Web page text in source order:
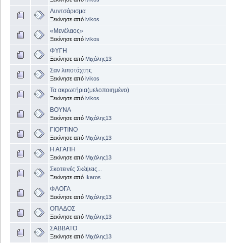
Λυντσάρισμα
Ξεκίνησε από ivikos
«Μενέλαος»
Ξεκίνησε από ivikos
ΦΥΓΗ
Ξεκίνησε από Μιχάλης13
Σαν λιποτάχτης
Ξεκίνησε από ivikos
Τα ακρωτήρια(μελοποιημένο)
Ξεκίνησε από ivikos
ΒΟΥΝΑ
Ξεκίνησε από Μιχάλης13
ΓΙΟΡΤΙΝΟ
Ξεκίνησε από Μιχάλης13
Η ΑΓΑΠΗ
Ξεκίνησε από Μιχάλης13
Σκοτεινές Σκέψεις...
Ξεκίνησε από Ikaros
ΦΛΟΓΑ
Ξεκίνησε από Μιχάλης13
ΟΠΑΔΟΣ
Ξεκίνησε από Μιχάλης13
ΣΑΒΒΑΤΟ
Ξεκίνησε από Μιχάλης13